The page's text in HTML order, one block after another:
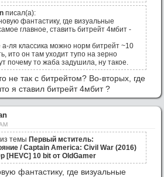
писал(а):
фантастику, где визуальные
главное, ставить битрейт 4мбит -
ля классика можно норм битрейт ~10
ито он там уходит тупо на зерно
почему то жаба задушила, ну такое.
не так с битрейтом? Во-вторых, где
я ставил битрейт 4мбит ?
темы Первый мститель:
/ Captain America: Civil War (2016)
[HEVC] 10 bit от OldGamer
фантастику, где визуальные